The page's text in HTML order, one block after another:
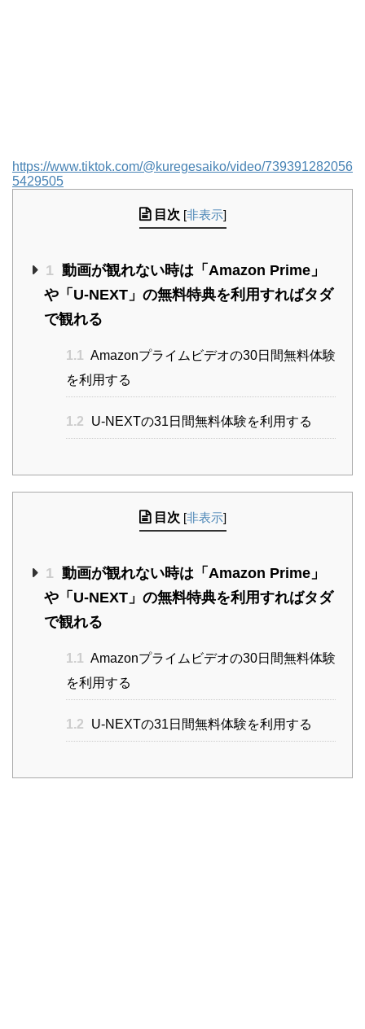
https://www.tiktok.com/@kuregesaiko/video/739391282056
5429505
目次 [非表示]
1 動画が観れない時は「Amazon Prime」
や「U-NEXT」の無料特典を利用すればタダ
で観れる
1.1 Amazonプライムビデオの30日間無料体験
を利用する
1.2 U-NEXTの31日間無料体験を利用する
目次 [非表示]
1 動画が観れない時は「Amazon Prime」
や「U-NEXT」の無料特典を利用すればタダ
で観れる
1.1 Amazonプライムビデオの30日間無料体験
を利用する
1.2 U-NEXTの31日間無料体験を利用する